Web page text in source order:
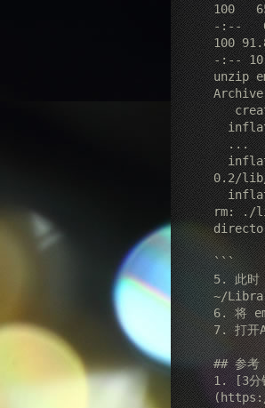
100
-:--
100
-:--
unzip
   creating: emulator-darwin-aarch64-0.2/
  inflating: emulator-darwin-aarch64-0.2/NOTICE.csv
  ...
  inflating: emulator-darwin-aarch64-
0.2/
  inflating: emulator-darwin-aarch64-0.2/emulator
rm: ./
```
5. 此时
~/
6. 将
7. 打开
## 参考
1. [3分